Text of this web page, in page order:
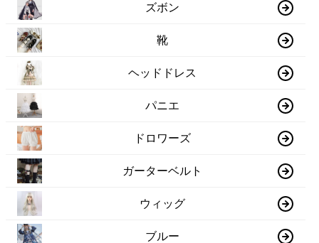
ズボン
靴
ヘッドドレス
パニエ
ドロワーズ
ガーターベルト
ウィッグ
ブルー